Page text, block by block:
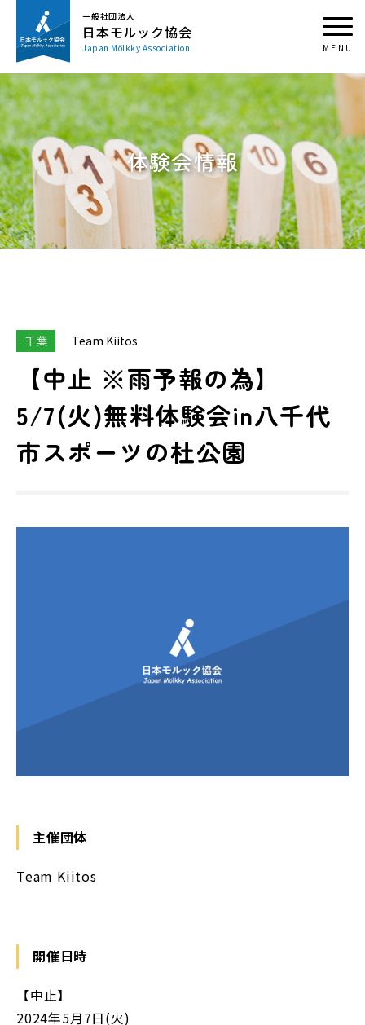
一般社団法人
日本モルック協会
Japan Mölkky Association
体験会情報
千葉 Team Kiitos
【中止 ※雨予報の為】
5/7(火)無料体験会in八千代
市スポーツの杜公園
主催団体
Team Kiitos
開催日時
【中止】
2024年5月7日(火)